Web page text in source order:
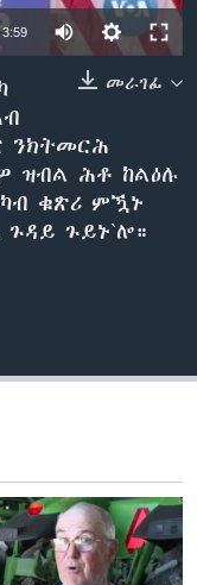
3:59
መራገፊ
ንክትመርሕ
ዝብል ሕቶ ከልዕሉ
ቁጽሪ ምዃኑ
ጉዳይ ጉይኑ`ሎ።